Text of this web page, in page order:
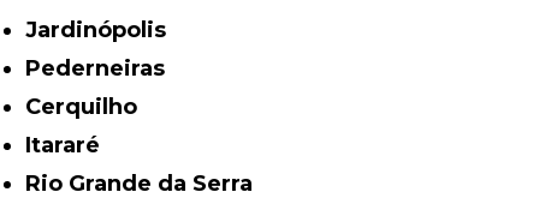
Jardinópolis
Pederneiras
Cerquilho
Itararé
Rio Grande da Serra